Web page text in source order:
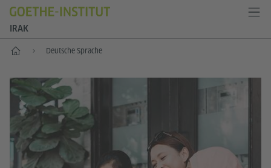
IRAK
Start Deutsche Sprache